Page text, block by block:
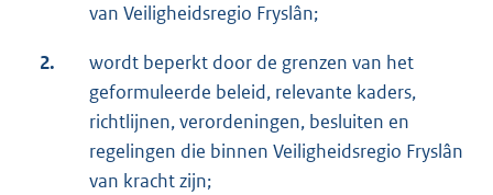
van Veiligheidsregio Fryslân;
2.
wordt beperkt door de grenzen van het
geformuleerde beleid, relevante kaders,
richtlijnen, verordeningen, besluiten en
regelingen die binnen Veiligheidsregio Fryslân
van kracht zijn;